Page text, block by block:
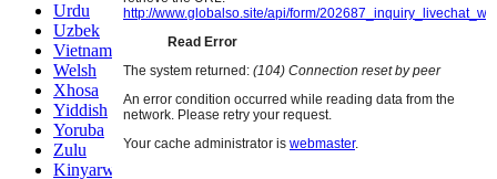
Urdu
Uzbek
Vietnamese
Welsh
Xhosa
Yiddish
Yoruba
Zulu
Kinyarwanda